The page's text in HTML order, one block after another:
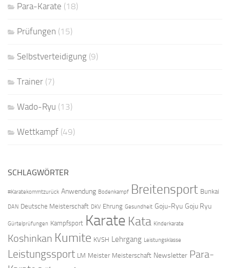
Para-Karate (18)
Prüfungen (15)
Selbstverteidigung (9)
Trainer (7)
Wado-Ryu (13)
Wettkampf (49)
SCHLAGWÖRTER
#Karatekommtzurück Anwendung Bodenkampf Breitensport Bunkai
DAN Deutsche Meisterschaft DKV Ehrung Gesundheit Goju-Ryu Goju Ryu
Gürtelprüfungen Kampfsport Karate Kata Kinderkarate
Koshinkan Kumite KVSH Lehrgang Leistungsklasse
Leistungssport LM Meister Meisterschaft Newsletter Para-